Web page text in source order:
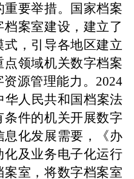
重要举措。国家档案
案室建设，建立了
，引导各地区建立
点领域机关数字档案
资源管理能力 。 2024
华人民共和国档案法
件的机关开展数字
息化发展需要 ，
《办
化及业务电子化运行
室，将数字档案室